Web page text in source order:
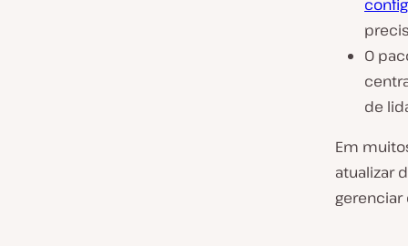
O
de
Em
atualizar
gerenciar